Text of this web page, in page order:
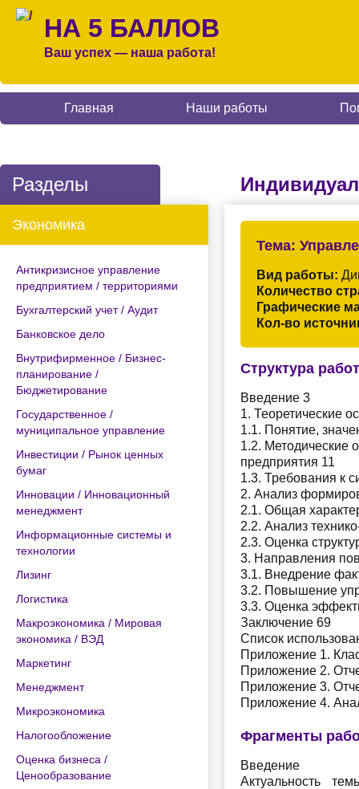
НА 5 БАЛЛОВ
Ваш успех — наша работа!
Главная Наши работы
Разделы
Экономика
Антикризисное управление
предприятием / территориями
Бухгалтерский учет / Аудит
Банковское дело
Внутрифирменное / Бизнес-
планирование /
Бюджетирование
Государственное /
муниципальное управление
Инвестиции / Рынок ценных
бумаг
Инновации / Инновационный
менеджмент
Информационные системы и
технологии
Лизинг
Логистика
Макроэкономика / Мировая
экономика / ВЭД
Маркетинг
Менеджмент
Микроэкономика
Налогообложение
Оценка бизнеса /
Ценообразование
Тема:
Вид работы:
Количество
Графические
Кол-во
Структура
Введение 3
1. Теоретические
1.1. Понятие,
1.2. Методические
предприятия 11
1.3. Требования к
2. Анализ
2.1. Общая
2.2. Анализ
2.3. Оценка
3. Направления
3.1. Внедрение
3.2. Повышение
3.3. Оценка
Заключение 69
Список
Приложение 1.
Приложение 2.
Приложение 3.
Приложение 4.
Фрагменты
Введение
Актуальность